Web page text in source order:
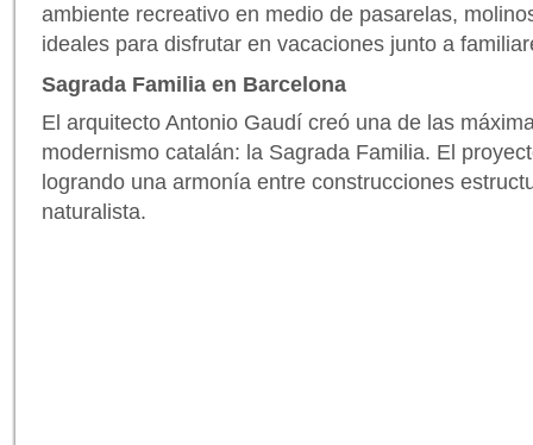
ambiente recreativo en medio de pasarelas,
ideales para disfrutar en vacaciones junto a
Sagrada Familia en Barcelona
El arquitecto Antonio Gaudí creó una de las
modernismo catalán: la Sagrada Familia. El
logrando una armonía entre construcciones
naturalista.